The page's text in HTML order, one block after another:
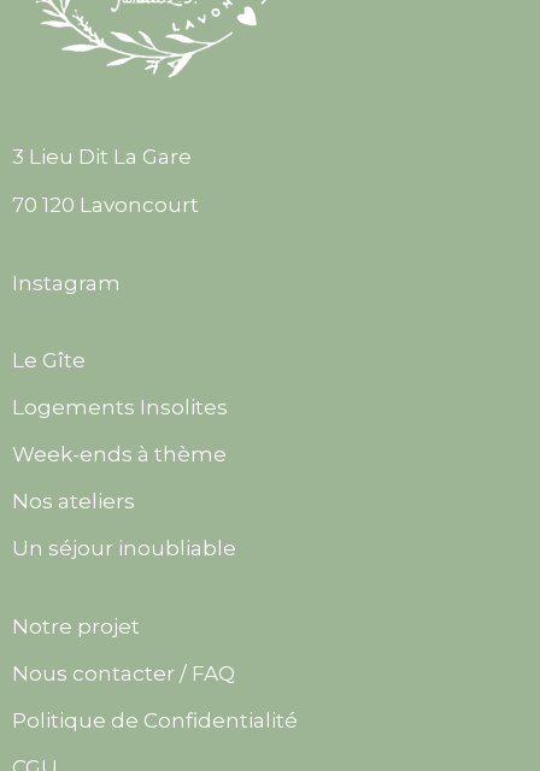
3 Lieu Dit La Gare
70 120 Lavoncourt
Instagram
Le Gîte
Logements Insolites
Week-ends à thème
Nos ateliers
Un séjour inoubliable
Notre projet
Nous contacter / FAQ
Politique de Confidentialité